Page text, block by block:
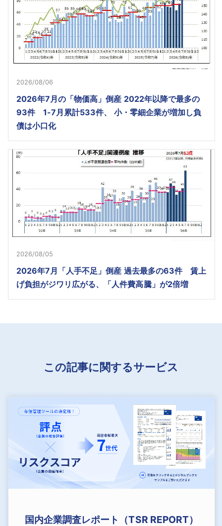
2026/08/06
2026年7月の「物価高」倒産 2022年以降で最多の
93件 1-7月累計533件、 小・零細企業が増加し負
債は小口化
2026/08/05
2026年7月「人手不足」倒産 過去最多の63件 賃上
げ負担がジワリ広がる、「人件費高騰」が2倍増
この記事に関するサービス
国内企業調査レポート（TSR REPORT）